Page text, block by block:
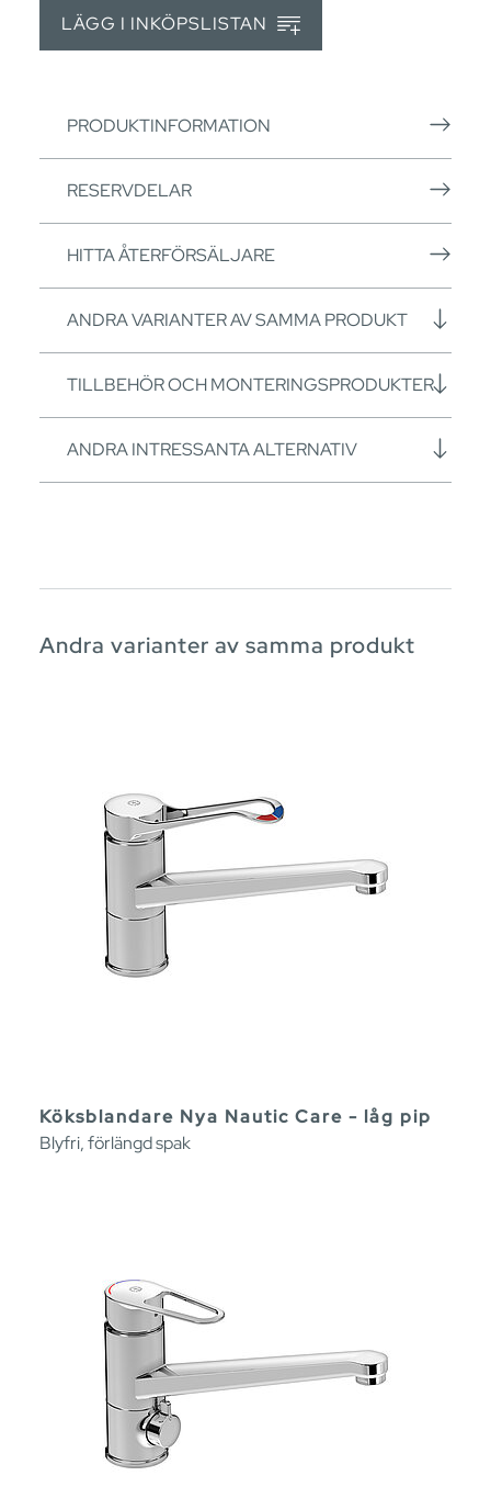
LÄGG I INKÖPSLISTAN
PRODUKTINFORMATION
RESERVDELAR
HITTA ÅTERFÖRSÄLJARE
ANDRA VARIANTER AV SAMMA PRODUKT
TILLBEHÖR OCH MONTERINGSPRODUKTER
ANDRA INTRESSANTA ALTERNATIV
Andra varianter av samma produkt
Köksblandare Nya Nautic Care - låg pip
Blyfri, förlängd spak